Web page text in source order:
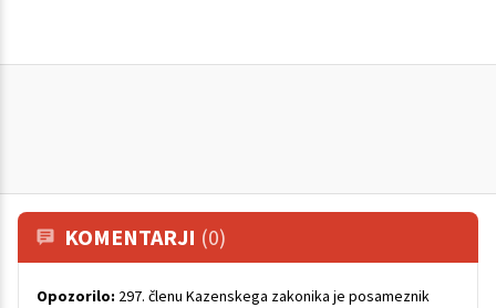
KOMENTARJI (0)
Opozorilo: 297. členu Kazenskega zakonika je posameznik